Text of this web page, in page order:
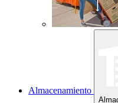
Almacenamiento